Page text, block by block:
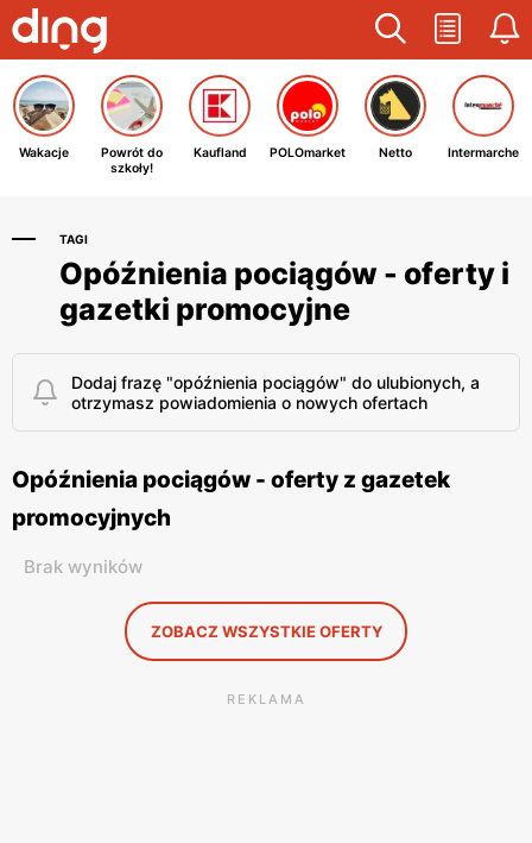
Wakacje
Powrót do
szkoły!
Kaufland POLOmarket Netto Intermarche
TAGI
Opóźnienia pociągów - oferty i
gazetki promocyjne
Dodaj frazę "opóźnienia pociągów" do ulubionych, a
otrzymasz powiadomienia o nowych ofertach
Opóźnienia pociągów - oferty z gazetek
promocyjnych
Brak wyników
ZOBACZ WSZYSTKIE OFERTY
REKLAMA